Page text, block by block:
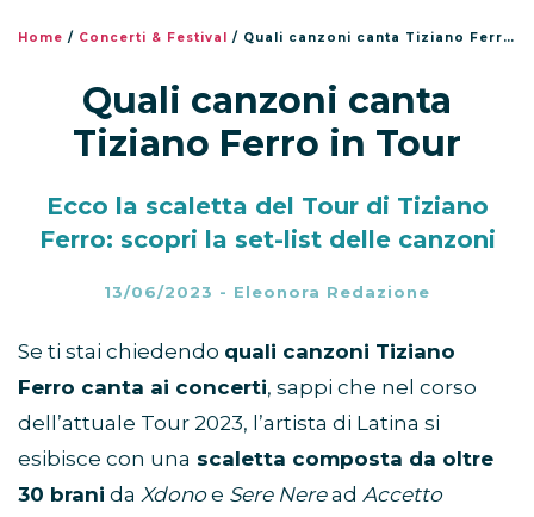
Home / Concerti & Festival / Quali canzoni canta Tiziano Ferro in Tour
Quali canzoni canta
Tiziano Ferro in Tour
Ecco la scaletta del Tour di Tiziano
Ferro: scopri la set-list delle canzoni
13/06/2023 - Eleonora Redazione
Se ti stai chiedendo quali canzoni Tiziano
Ferro canta ai concerti, sappi che nel corso
dell’attuale Tour 2023, l’artista di Latina si
esibisce con una scaletta composta da oltre
30 brani da Xdonoe Sere Neread Accetto